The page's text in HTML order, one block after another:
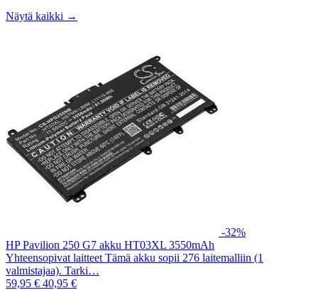
Näytä kaikki →
-32%
HP Pavilion 250 G7 akku HT03XL 3550mAh
Yhteensopivat laitteet Tämä akku sopii 276 laitemalliin (1
valmistajaa). Tarki…
59,95 € 40,95 €